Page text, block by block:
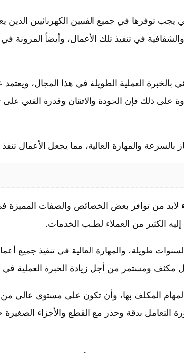
توفرها في جميع الفنيين الكهربائيين الذين
في تنفيذ تلك الأعمال، وأيضاً المرونة
بالخبرة العملية الطويلة في هذا المجال، ويعتمد
على ذلك فإن الجودة والاتقان وقدرة الفني على
بالسرعة والمهارة العالية، مما يجعل الأعمال
لابد من توافر بعض الخصائص والصفات المميزة
الكثير من العملاء لطلب الخدمات.
طويلة، والمهارة العالية في تنفيذ جميع
مكثف ومستمر من أجل زيادة الخبرة العملية في
المكلف بها، وأن تكون على مستوى عالي من
التعامل بدقة وحذر مع القطع والأجزاء الصغيرة